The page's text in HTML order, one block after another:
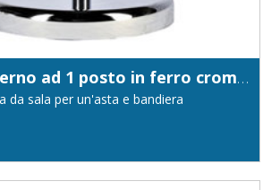
Base da interno ad 1 posto in ferro cromato
da sala per un'asta e bandiera